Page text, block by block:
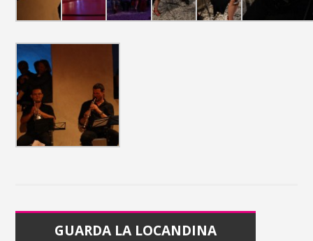
GUARDA LA LOCANDINA